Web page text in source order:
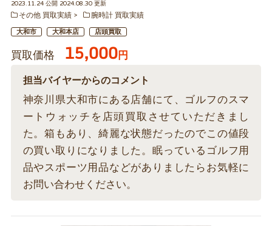
2023.11.24 公開 2024.08.30 更新
その他 買取実績
腕時計 買取実績
大和市 大和本店 店頭買取
買取価格 15,000円
担当バイヤーからのコメント
神奈川県大和市にある店舗にて、ゴルフのスマ
ートウォッチを店頭買取させていただきまし
た。箱もあり、綺麗な状態だったのでこの値段
の買い取りになりました。眠っているゴルフ用
品やスポーツ用品などがありましたらお気軽に
お問い合わせください。